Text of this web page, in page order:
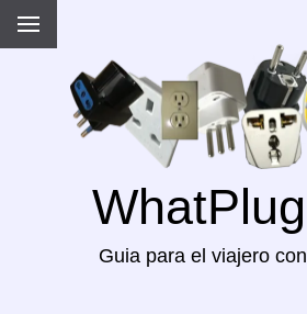
Guia para el viajero